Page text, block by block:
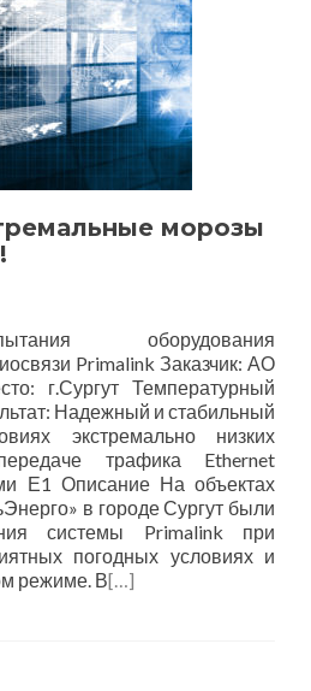
морозы
оборудования
Primalink Заказчик: АО
г.Сургут Температурный
Надежный и стабильный
экстремально низких
трафика Ethernet
Е1 Описание На объектах
в городе Сургут были
системы Primalink при
погодных условиях и
режиме. В[…]